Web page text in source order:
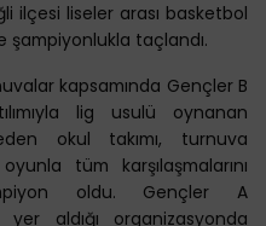
ilçesi liseler arası basketbol
taçlandı.
kapsamında Gençler B
lig usulü oynanan
okul takımı, turnuva
tüm karşılaşmalarını
oldu. Gençler A
aldığı organizasyonda